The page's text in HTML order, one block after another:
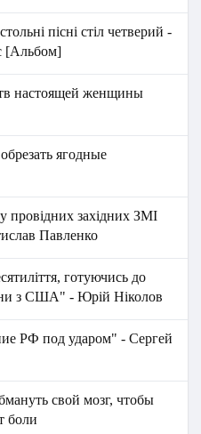
пісні стіл четверий -
[Альбом]
настоящей женщины
ягодные
провідних західних ЗМІ
Павленко
готуючись до
з США" - Юрій Ніколов
РФ под ударом" - Сергей
свой мозг, чтобы
боли